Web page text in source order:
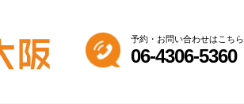
予約・お問い合わせはこちら
06-4306-5360